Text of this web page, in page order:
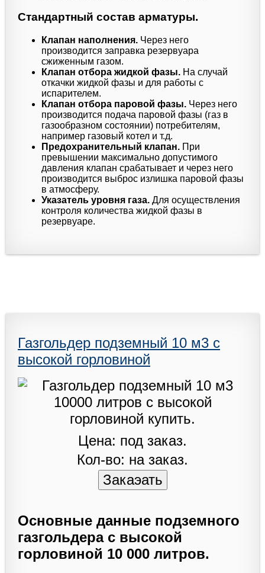
Стандартный состав арматуры.
Клапан наполнения. Через него
производится заправка резервуара
сжиженным газом.
Клапан отбора жидкой фазы. На случай
откачки жидкой фазы и для работы с
испарителем.
Клапан отбора паровой фазы. Через него
производится подача паровой фазы (газ в
газообразном состоянии) потребителям,
например газовый котел и т.д.
Предохранительный клапан. При
превышении максимально допустимого
давления клапан срабатывает и через него
производится выброс излишка паровой фазы
в атмосферу.
Указатель уровня газа. Для осуществления
контроля количества жидкой фазы в
резервуаре.
Газгольдер подземный 10 м3 с
высокой горловиной
Цена: под заказ.
Кол-во: на заказ.
Основные данные подземного
газгольдера с высокой
горловиной 10 000 литров.